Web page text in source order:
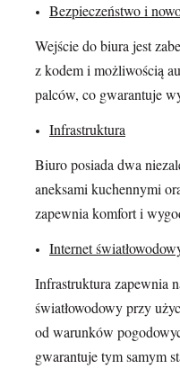
Bezpieczeństwo i
Wejście do biura jest
z kodem i możliwością
palców, co gwarantuje
Infrastruktura
Biuro posiada dwa
aneksami kuchennymi
zapewnia komfort i
Internet
Infrastruktura zapewnia
światłowodowy przy
od warunków
gwarantuje tym samym